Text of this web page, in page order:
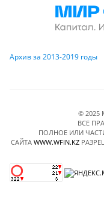
Архив за 2013-2019 годы
© 2025
ВСЕ
ПОЛНОЕ ИЛИ
САЙТА WWW.WFIN.KZ